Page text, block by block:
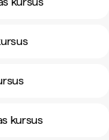
kursus